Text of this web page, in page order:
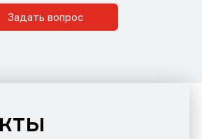
Задать вопрос